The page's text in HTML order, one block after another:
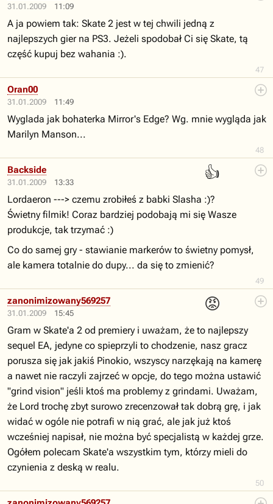
31.01.2009 11:09
47
A ja powiem tak: Skate 2 jest w tej chwili jedną z
najlepszych gier na PS3. Jeżeli spodobał Ci się Skate, tą
część kupuj bez wahania :).
31.01.2009 11:49
48
Oran00
Wyglada jak bohaterka Mirror's Edge? Wg. mnie wygląda jak
Marilyn Manson...
31.01.2009 13:33
👍
49
Backside
Lordaeron ---> czemu zrobiłeś z babki Slasha :)?
Świetny filmik! Coraz bardziej podobają mi się Wasze
produkcje, tak trzymać :)
Co do samej gry - stawianie markerów to świetny pomysł,
ale kamera totalnie do dupy... da się to zmienić?
31.01.2009 15:45
😡
50
zanonimizowany569257
Gram w Skate'a 2 od premiery i uważam, że to najlepszy
sequel EA, jedyne co spieprzyli to chodzenie, nasz gracz
porusza się jak jakiś Pinokio, wszyscy narzękają na kamerę
a nawet nie raczyli zajrzeć w opcje, do tego można ustawić
"grind vision" jeśli ktoś ma problemy z grindami. Uważam,
że Lord trochę zbyt surowo zrecenzował tak dobrą grę, i jak
widać w ogóle nie potrafi w nią grać, ale jak już ktoś
wcześniej napisał, nie można być specjalistą w każdej grze.
Ogółem polecam Skate'a wszystkim tym, którzy mieli do
czynienia z deską w realu.